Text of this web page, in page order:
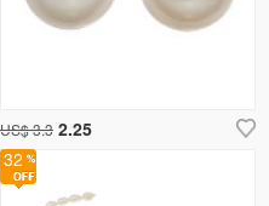
32
US$ 3.3 2.25